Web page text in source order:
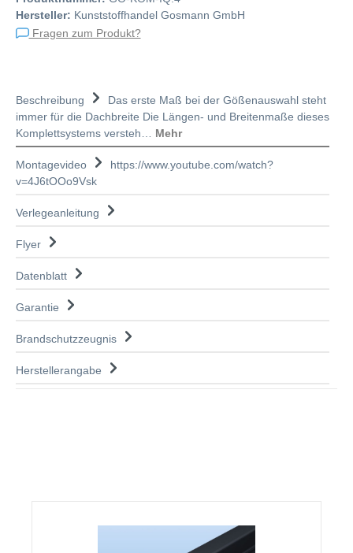
Hersteller: Kunststoffhandel Gosmann GmbH
Fragen zum Produkt?
Beschreibung
Das erste Maß bei der Gößenauswahl steht
immer für die Dachbreite Die Längen- und Breitenmaße dieses
Komplettsystems versteh… Mehr
Montagevideo
https://www.youtube.com/watch?
v=4J6tOOo9Vsk
Verlegeanleitung
Flyer
Datenblatt
Garantie
Brandschutzzeugnis
Herstellerangabe